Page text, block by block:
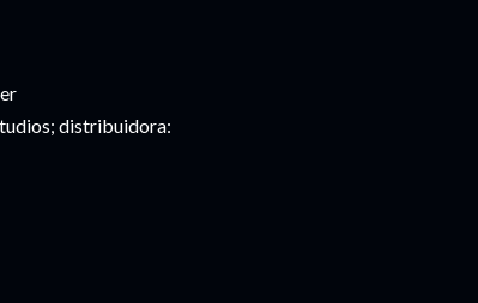
distribuidora: